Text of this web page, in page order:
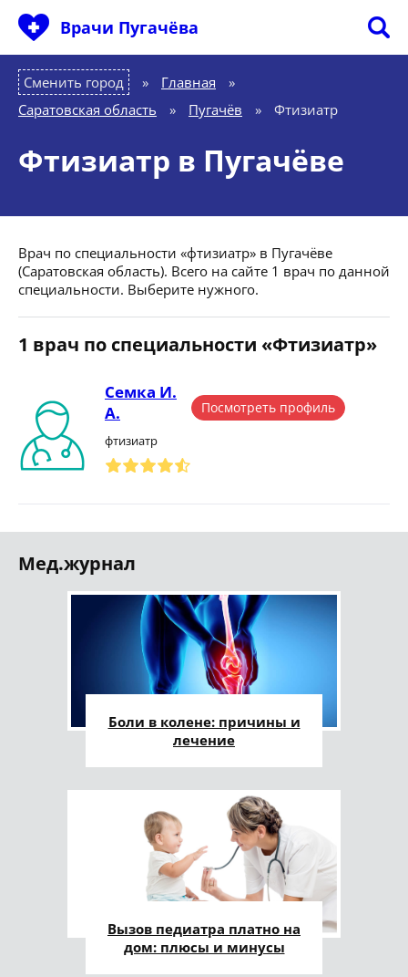
Врачи Пугачёва
Сменить город Главная
»
Саратовская область
» Пугачёв » Фтизиатр
Фтизиатр в Пугачёве
Врач по специальности «фтизиатр» в Пугачёве
(Саратовская область). Всего на сайте 1 врач по данной
специальности. Выберите нужного.
1 врач по специальности «Фтизиатр»
Семка И.
А.
фтизиатр
Посмотреть профиль
Мед.журнал
Боли в колене: причины и
лечение
Вызов педиатра платно на
дом: плюсы и минусы